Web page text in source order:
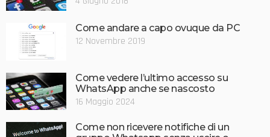
Come andare a capo ovuque da PC
12 Novembre 2019
Come vedere l’ultimo accesso su
WhatsApp anche se nascosto
16 Maggio 2024
Come non ricevere notifiche di un